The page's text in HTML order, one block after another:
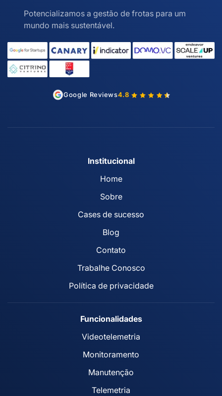
Potencializamos a gestão de frotas para um
mundo mais sustentável.
Google Reviews4.8
Institucional
Home
Sobre
Cases de sucesso
Blog
Contato
Trabalhe Conosco
Política de privacidade
Funcionalidades
Videotelemetria
Monitoramento
Manutenção
Telemetria